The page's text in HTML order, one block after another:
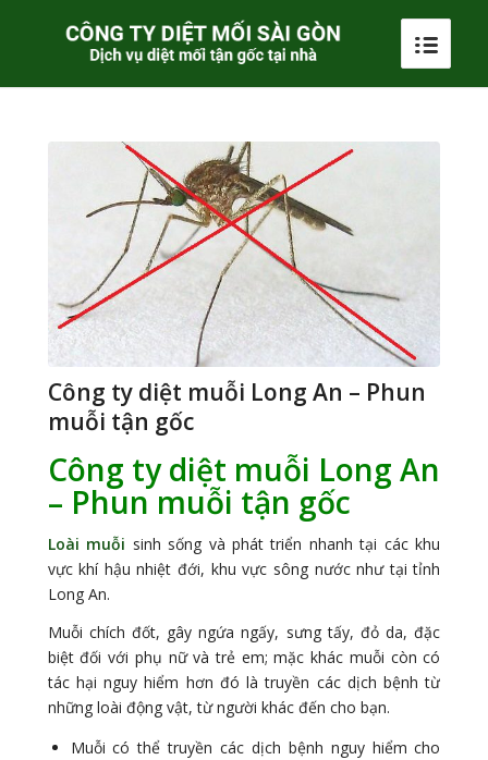
Công ty diệt muỗi Long An – Phun
muỗi tận gốc
Công ty diệt muỗi Long An
– Phun muỗi tận gốc
Loài muỗi sinh sống và phát triển nhanh tại các khu
vực khí hậu nhiệt đới, khu vực sông nước như tại tỉnh
Long An.
Muỗi chích đốt, gây ngứa ngấy, sưng tấy, đỏ da, đặc
biệt đối với phụ nữ và trẻ em; mặc khác muỗi còn có
tác hại nguy hiểm hơn đó là truyền các dịch bệnh từ
những loài động vật, từ người khác đến cho bạn.
Muỗi có thể truyền các dịch bệnh nguy hiểm cho